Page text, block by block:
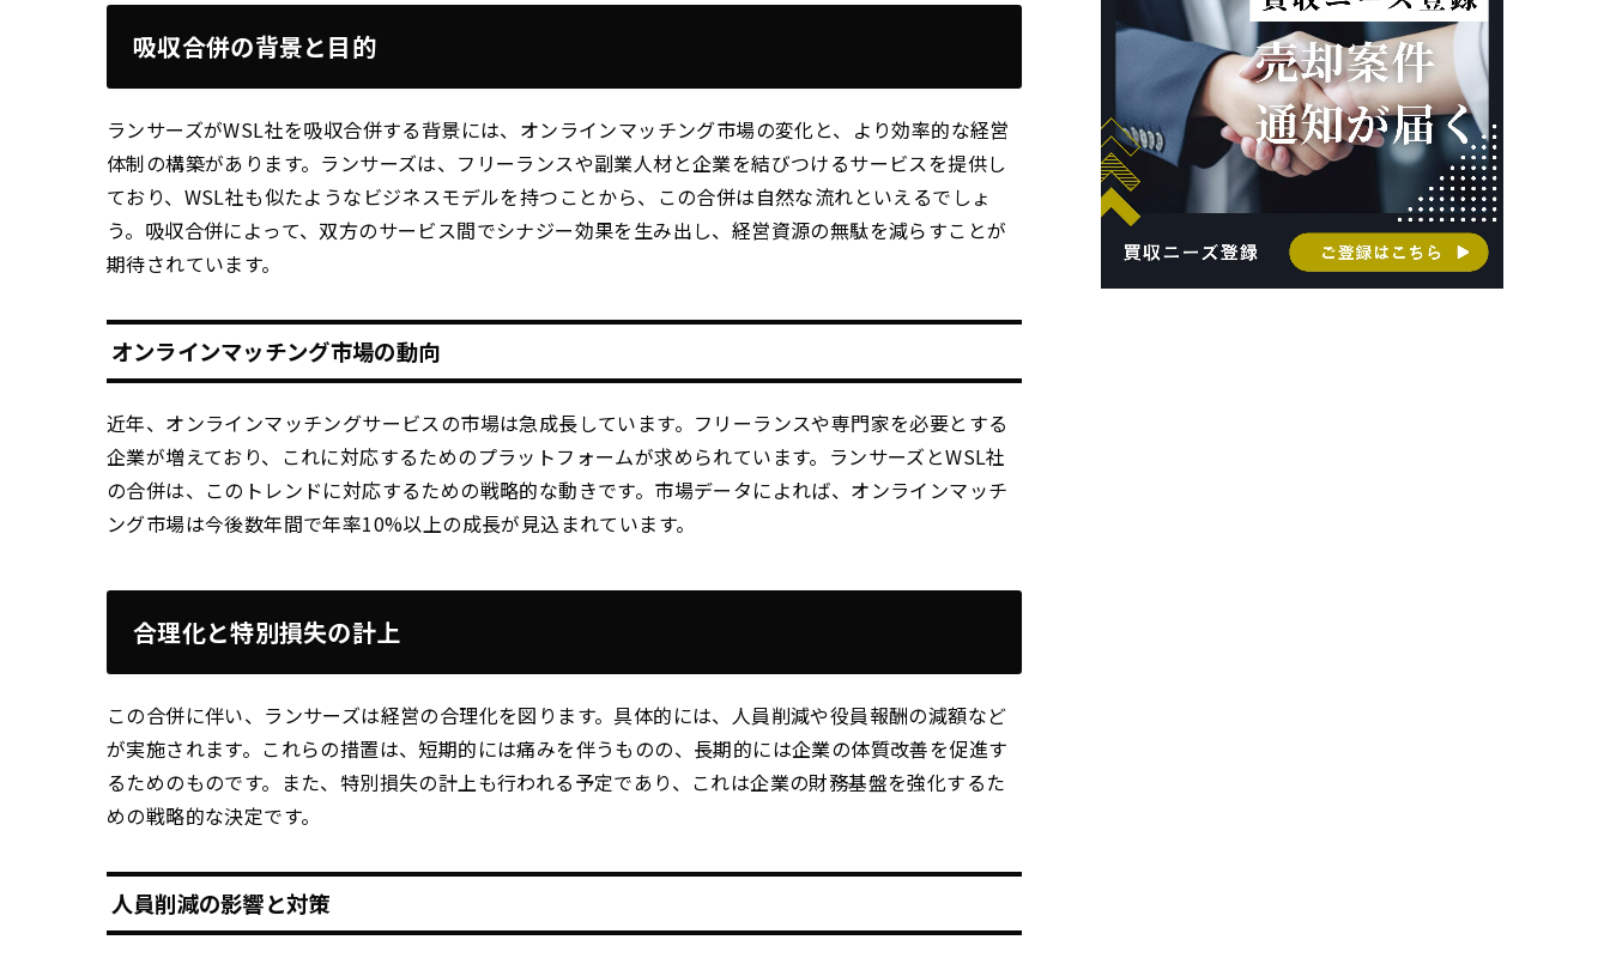
吸収合併の背景と目的
ランサーズがWSL社を吸収合併する背景には、オンラインマッチング市場の変化と、より効率的な経営
体制の構築があります。ランサーズは、フリーランスや副業人材と企業を結びつけるサービスを提供し
ており、WSL社も似たようなビジネスモデルを持つことから、この合併は自然な流れといえるでしょ
う。吸収合併によって、双方のサービス間でシナジー効果を生み出し、経営資源の無駄を減らすことが
期待されています。
オンラインマッチング市場の動向
近年、オンラインマッチングサービスの市場は急成長しています。フリーランスや専門家を必要とする
企業が増えており、これに対応するためのプラットフォームが求められています。ランサーズとWSL社
の合併は、このトレンドに対応するための戦略的な動きです。市場データによれば、オンラインマッチ
ング市場は今後数年間で年率10%以上の成長が見込まれています。
合理化と特別損失の計上
この合併に伴い、ランサーズは経営の合理化を図ります。具体的には、人員削減や役員報酬の減額など
が実施されます。これらの措置は、短期的には痛みを伴うものの、長期的には企業の体質改善を促進す
るためのものです。また、特別損失の計上も行われる予定であり、これは企業の財務基盤を強化するた
めの戦略的な決定です。
人員削減の影響と対策